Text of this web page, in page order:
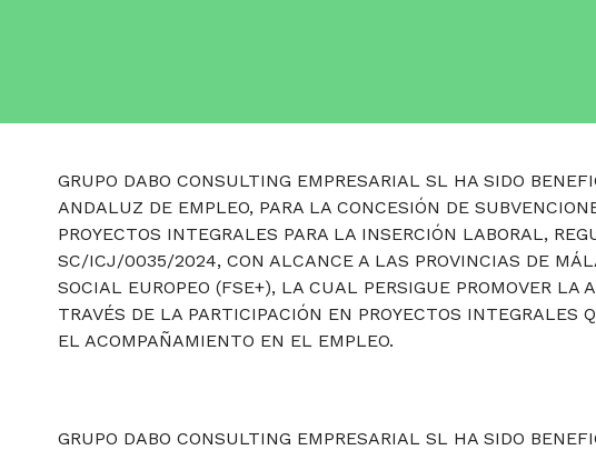
GRUPO DABO CONSULTING EMPRESARIAL SL HA SIDO
ANDALUZ DE EMPLEO, PARA LA CONCESIÓN DE
PROYECTOS INTEGRALES PARA LA INSERCIÓN LABORAL,
SC/ICJ/0035/2024, CON ALCANCE A LAS PROVINCIAS DE
SOCIAL EUROPEO (FSE+), LA CUAL PERSIGUE PROMOVER
TRAVÉS DE LA PARTICIPACIÓN EN PROYECTOS INTEGRALES
EL ACOMPAÑAMIENTO EN EL EMPLEO.
GRUPO DABO CONSULTING EMPRESARIAL SL HA SIDO